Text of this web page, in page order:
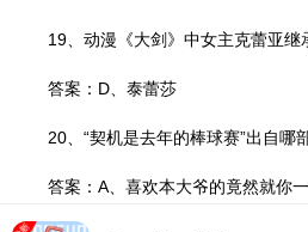
19、动漫《大剑》中女主克蕾亚继
答案：D、泰蕾莎
20、“契机是去年的棒球赛”出自哪
答案：A、喜欢本大爷的竟然就你